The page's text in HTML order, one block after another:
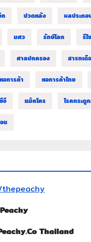
ก ปวดหลัง ผลประกอ
มศว รักษ์โลก รีไ
ศาลปกครอง สารทเดื
หอการค้า หอการค้าไทย
จี แม็คโคร โรคกระดู
น
thepeachy
Thailand